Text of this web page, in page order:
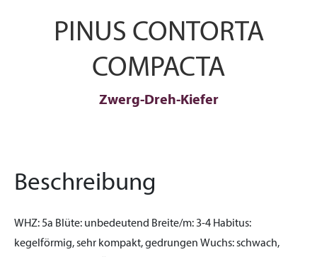
PINUS CONTORTA
COMPACTA
Zwerg-Dreh-Kiefer
Beschreibung
WHZ:5a Blüte: unbedeutend Breite/m:3-4 Habitus:
kegelförmig, sehr kompakt, gedrungen Wuchs:schwach,